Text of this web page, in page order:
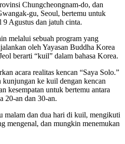
Chungcheongnam-do, dan
gu, Seoul, bertemu untuk
9 Agustus dan jatuh cinta.
melalui sebuah program yang
oleh Yayasan Buddha Korea
berarti “kuil” dalam bahasa Korea.
acara realitas kencan “Saya Solo.”
ke kuil dengan kencan
kesempatan untuk bertemu antara
20-an dan 30-an.
malam dan dua hari di kuil, mengikuti
mengenal, dan mungkin menemukan